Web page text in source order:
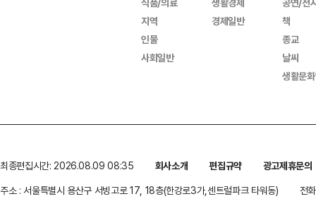
지역
인물
사회일반
경제일반
책
종교
날씨
생활문
최종편집시간: 2026.08.09 08:35 회사소개 편집규약
광고제휴문의
주소 : 서울특별시 용산구 서빙고로 17, 18층(한강로3가,센트럴파크 타워동)
전